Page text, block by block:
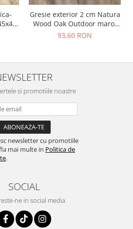
Gresie exterior 2 cm Natura
Wood Oak Outdoor maro,
0.73mp/cut
93,60 RON
si promotiile noastre
newsletter cu promotiile
mai multe in Politica de
.
SOCIAL
ne in social media